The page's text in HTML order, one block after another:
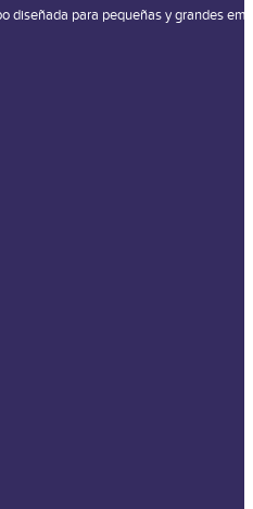
diseñada para pequeñas y grandes